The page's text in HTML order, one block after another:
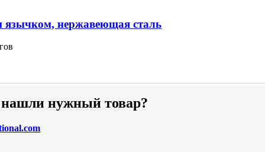
язычком, нержавеющая сталь
нужный товар?